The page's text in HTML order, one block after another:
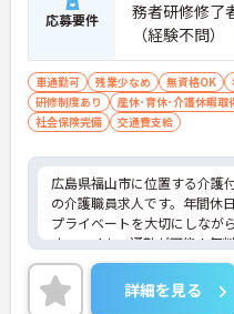
応募要件
務者研修修了
（経験不問
験1年以上必
車通勤可 残業少なめ 無資格OK
研修制度あり
産休･育休･介護休暇取
社会保険完備
交通費支給
広島県福山市に位置する介護
の介護職員求人です。年間休
プライベートを大切にしなが
す。マイカー通勤が可能！無
います。ご興味のある方には
等、さらに詳細をお話ししま
ください！
詳細を見る